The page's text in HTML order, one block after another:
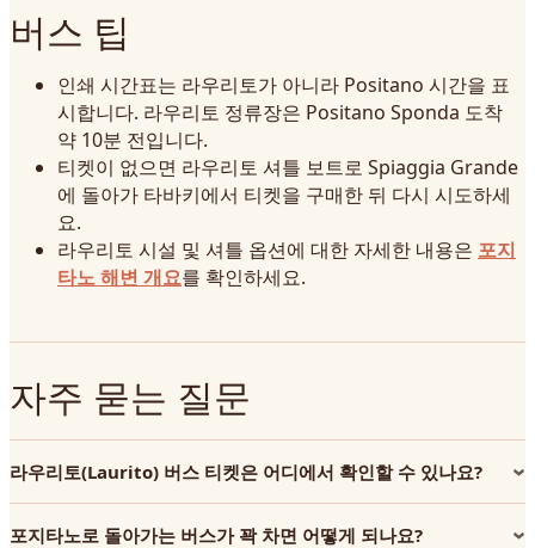
버스 팁
인쇄 시간표는 라우리토가 아니라 Positano 시간을 표
시합니다. 라우리토 정류장은 Positano Sponda 도착
약 10분 전입니다.
티켓이 없으면 라우리토 셔틀 보트로 Spiaggia Grande
에 돌아가 타바키에서 티켓을 구매한 뒤 다시 시도하세
요.
라우리토 시설 및 셔틀 옵션에 대한 자세한 내용은 포지
타노 해변 개요를 확인하세요.
자주 묻는 질문
라우리토(Laurito) 버스 티켓은 어디에서 확인할 수 있나요?
포지타노로 돌아가는 버스가 꽉 차면 어떻게 되나요?